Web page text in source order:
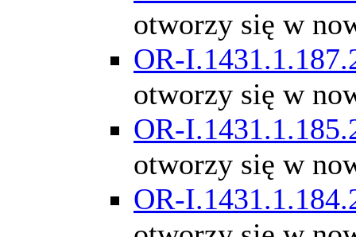
otworzy się w
OR-
otworzy się w
OR-
otworzy się w
OR-